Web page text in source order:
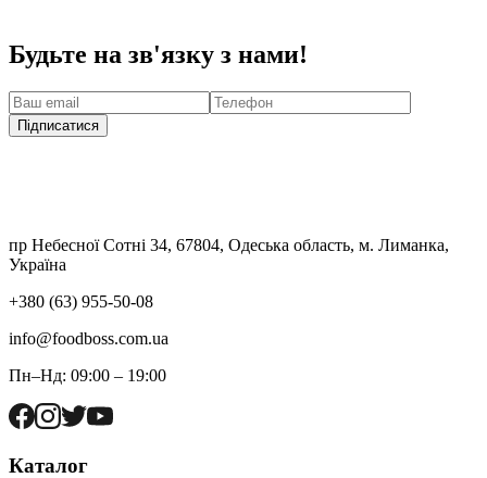
Будьте на зв'язку з нами!
Підписатися
пр Небесної Сотні 34, 67804, Одеська область, м. Лиманка,
Україна
+380 (63) 955-50-08
info@foodboss.com.ua
Пн–Нд: 09:00 – 19:00
Каталог